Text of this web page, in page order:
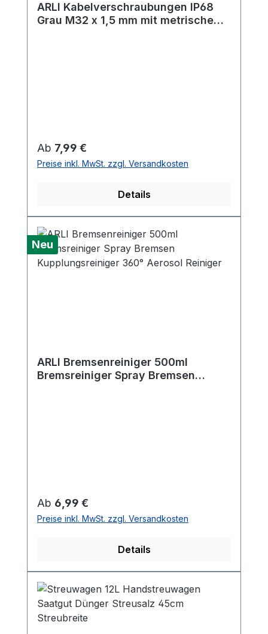
ARLI Kabelverschraubungen IP68
Grau M32 x 1,5 mm mit metrischem
Regulärer Preis:
Ab 7,99 €
Preise inkl. MwSt. zzgl. Versandkosten
Details
Neu
ARLI Bremsenreiniger 500ml
Bremsreiniger Spray Bremsen
Regulärer Preis:
Ab 6,99 €
Preise inkl. MwSt. zzgl. Versandkosten
Details